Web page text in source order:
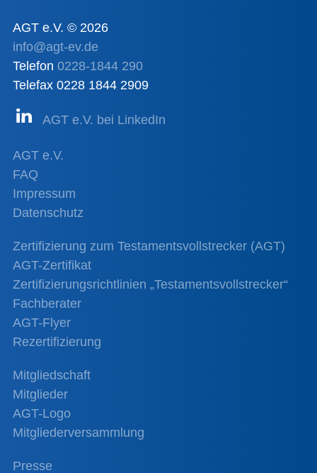
AGT e.V. © 2026
info@agt-ev.de
Telefon 0228-1844 290
Telefax 0228 1844 2909
AGT e.V. bei LinkedIn
AGT e.V.
FAQ
Impressum
Datenschutz
Zertifizierung zum Testamentsvollstrecker (AGT)
AGT-Zertifikat
Zertifizierungsrichtlinien „Testamentsvollstrecker“
Fachberater
AGT-Flyer
Rezertifizierung
Mitgliedschaft
Mitglieder
AGT-Logo
Mitgliederversammlung
Presse